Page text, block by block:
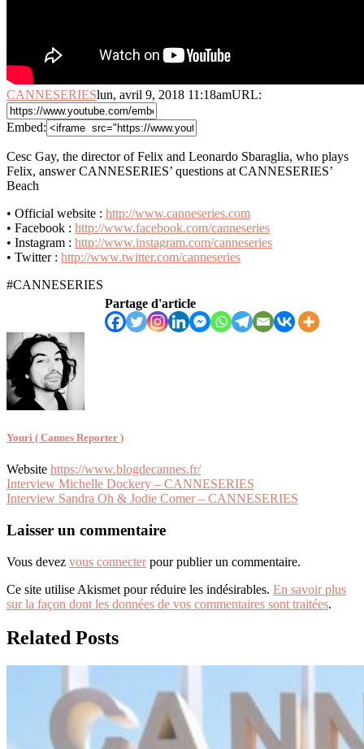
CANNESERIESlun, avril 9, 2018 11:18amURL:
Embed:
Cesc Gay, the director of Felix and Leonardo Sbaraglia, who plays
Felix, answer CANNESERIES’ questions at CANNESERIES’
Beach
• Official website : http://www.canneseries.com
• Facebook : http://www.facebook.com/canneseries
• Instagram : http://www.instagram.com/canneseries
• Twitter : http://www.twitter.com/canneseries
#CANNESERIES
Partage d'article
Youri ( Cannes Reporter )
Website https://www.blogdecannes.fr/
Navigation
de
l’article
Interview Michelle Dockery – CANNESERIES
Interview Sandra Oh & Jodie Comer – CANNESERIES
Laisser un commentaire
Vous devez vous connecterpour publier un commentaire.
Ce site utilise Akismet pour réduire les indésirables. En savoir plus
sur la façon dont les données de vos commentaires sont traitées.
Related Posts